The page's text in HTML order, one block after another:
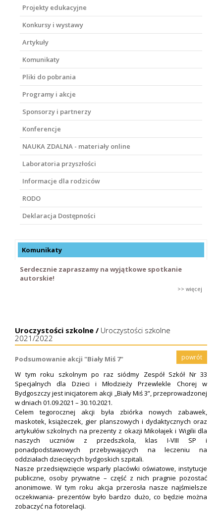
Projekty edukacyjne
Konkursy i wystawy
Artykuły
Komunikaty
Pliki do pobrania
Programy i akcje
Sponsorzy i partnerzy
Konferencje
NAUKA ZDALNA - materiały online
Laboratoria przyszłości
Informacje dla rodziców
RODO
Deklaracja Dostępności
Komunikaty
Serdecznie zapraszamy na wyjątkowe spotkanie
autorskie!
>> więcej
Uroczystości szkolne / Uroczystości szkolne
2021/2022
powrót
Podsumowanie akcji "Biały Miś 7"
W tym roku szkolnym po raz siódmy Zespół Szkół Nr 33
Specjalnych dla Dzieci i Młodzieży Przewlekle Chorej w
Bydgoszczy jest inicjatorem akcji „Biały Miś 3”, przeprowadzonej
w dniach 01.09.2021 – 30.10.2021.
Celem tegorocznej akcji była zbiórka nowych zabawek,
maskotek, książeczek, gier planszowych i dydaktycznych oraz
artykułów szkolnych na prezenty z okazji Mikołajek i Wigilii dla
naszych uczniów z przedszkola, klas I-VIII SP i
ponadpodstawowych przebywających na leczeniu na
oddziałach dziecięcych bydgoskich szpitali.
Nasze przedsięwzięcie wsparły placówki oświatowe, instytucje
publiczne, osoby prywatne – część z nich pragnie pozostać
anonimowe. W tym roku akcja przerosła nasze najśmielsze
oczekiwania- prezentów było bardzo dużo, co będzie można
zobaczyć na fotorelacji.